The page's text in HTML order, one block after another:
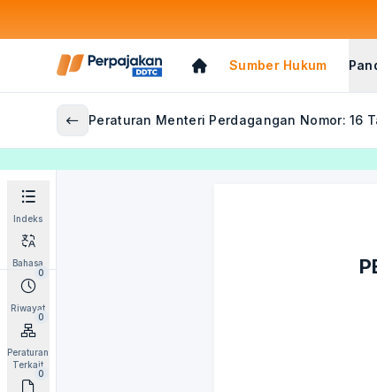
Sumber Hukum
Peraturan Menteri Perdagangan Nomor: 16
Indeks
Bahasa
0
Riwayat
0
Peraturan
Terkait
0